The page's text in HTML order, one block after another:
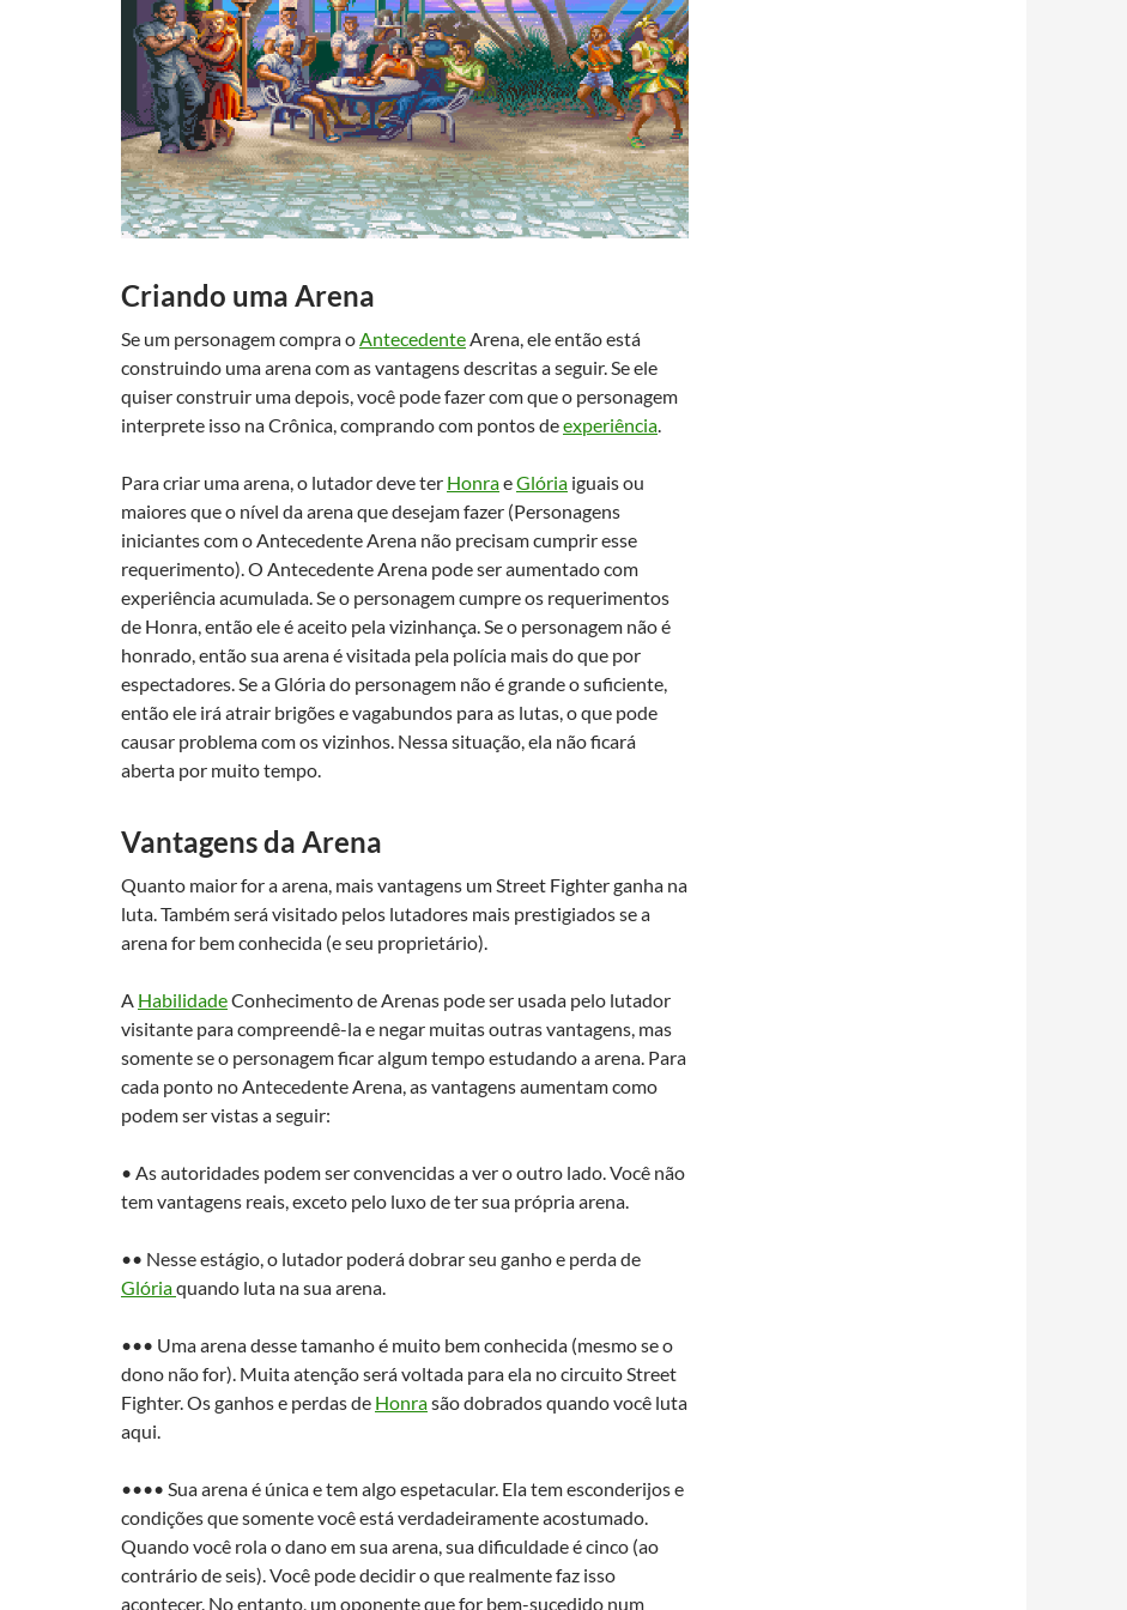
Criando uma Arena
Se um personagem compra oAntecedenteArena, ele então está
construindo uma arena com as vantagens descritas a seguir. Se ele
quiser construir uma depois, você pode fazer com que o personagem
interprete isso na Crônica, comprando com pontos deexperiência.
Para criar uma arena, o lutador deve ter HonraeGlória iguais ou
maiores que o nível da arena que desejam fazer (Personagens
iniciantes com o Antecedente Arena não precisam cumprir esse
requerimento). O Antecedente Arena pode ser aumentado com
experiência acumulada. Se o personagem cumpre os requerimentos
de Honra, então ele é aceito pela vizinhança. Se o personagem não é
honrado, então sua arena é visitada pela polícia mais do que por
espectadores. Se a Glória do personagem não é grande o suficiente,
então ele irá atrair brigões e vagabundos para as lutas, o que pode
causar problema com os vizinhos. Nessa situação, ela não ficará
aberta por muito tempo.
Vantagens da Arena
Quanto maior for a arena, mais vantagens um Street Fighter ganha na
luta. Também será visitado pelos lutadores mais prestigiados se a
arena for bem conhecida (e seu proprietário).
A HabilidadeConhecimento de Arenas pode ser usada pelo lutador
visitante para compreendê-la e negar muitas outras vantagens, mas
somente se o personagem ficar algum tempo estudando a arena. Para
cada ponto no Antecedente Arena, as vantagens aumentam como
podem ser vistas a seguir:
• As autoridades podem ser convencidas a ver o outro lado. Você não
tem vantagens reais, exceto pelo luxo de ter sua própria arena.
•• Nesse estágio, o lutador poderá dobrar seu ganho e perda de
Glóriaquando luta na sua arena.
••• Uma arena desse tamanho é muito bem conhecida (mesmo se o
dono não for). Muita atenção será voltada para ela no circuito Street
Fighter. Os ganhos e perdas de Honrasão dobrados quando você luta
aqui.
•••• Sua arena é única e tem algo espetacular. Ela tem esconderijos e
condições que somente você está verdadeiramente acostumado.
Quando você rola o dano em sua arena, sua dificuldade é cinco (ao
contrário de seis). Você pode decidir o que realmente faz isso
acontecer. No entanto, um oponente que for bem-sucedido num